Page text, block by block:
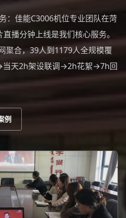
：佳能C3006机位专业团队在菏
播分钟上线是我们核心服务。
聚合，39人到1179人全规模覆
当天2h架设联调→2h花絮→7h回
例